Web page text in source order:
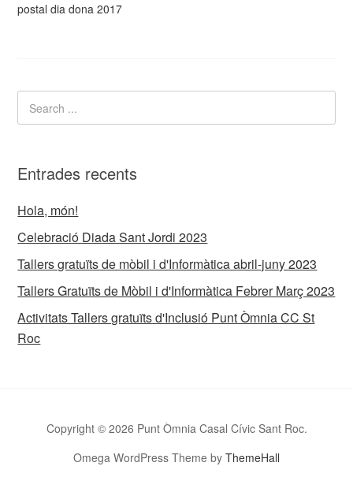
postal dia dona 2017
Entrades recents
Hola, món!
Celebració Diada Sant Jordi 2023
Tallers gratuïts de mòbil i d'Informàtica abril-juny 2023
Tallers Gratuïts de Mòbil i d'Informàtica Febrer Març 2023
Activitats Tallers gratuïts d'Inclusió Punt Òmnia CC St
Roc
Copyright © 2026 Punt Òmnia Casal Cívic Sant Roc.
Omega WordPress Theme by ThemeHall